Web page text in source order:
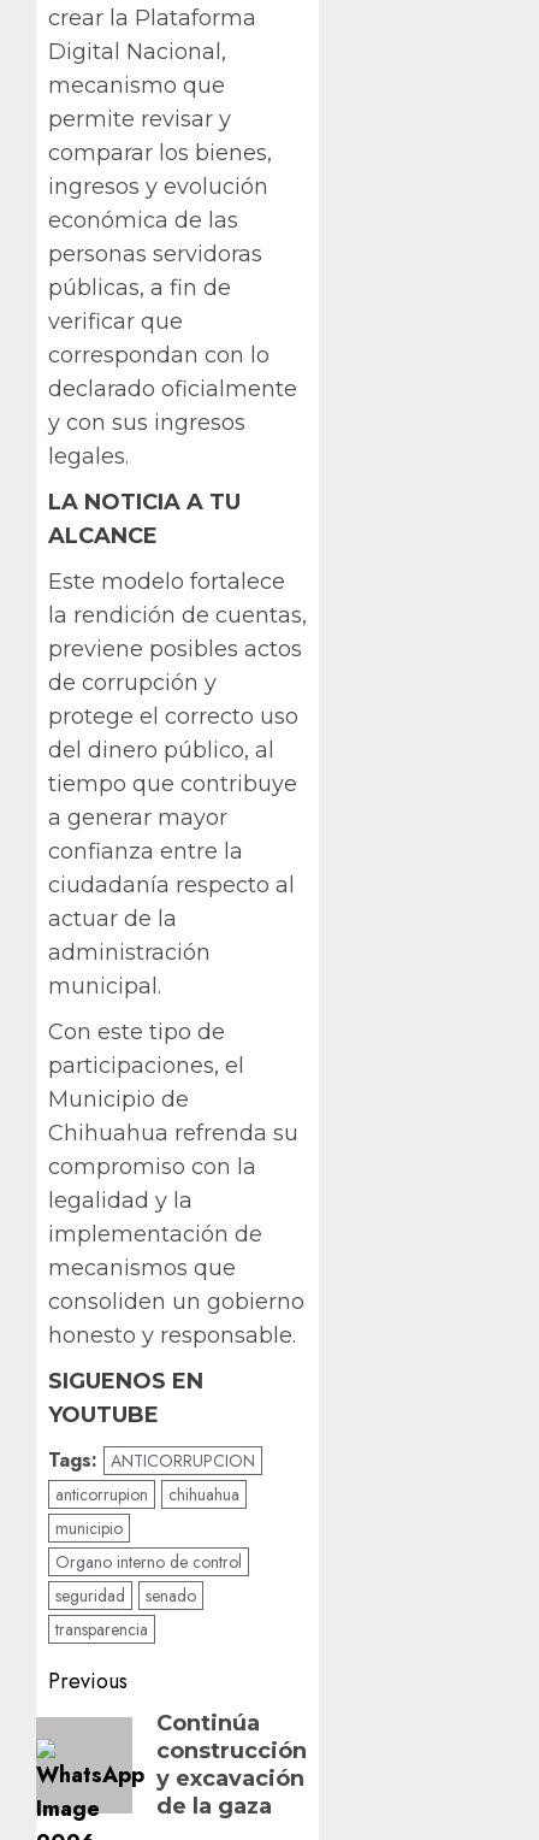
crear la Plataforma
Digital Nacional,
mecanismo que
permite revisar y
comparar los bienes,
ingresos y evolución
económica de las
personas servidoras
públicas, a fin de
verificar que
correspondan con lo
declarado oficialmente
y con sus ingresos
legales.
LA NOTICIA A TU
ALCANCE
Este modelo fortalece
la rendición de cuentas,
previene posibles actos
de corrupción y
protege el correcto uso
del dinero público, al
tiempo que contribuye
a generar mayor
confianza entre la
ciudadanía respecto al
actuar de la
administración
municipal.
Con este tipo de
participaciones, el
Municipio de
Chihuahua refrenda su
compromiso con la
legalidad y la
implementación de
mecanismos que
consoliden un gobierno
honesto y responsable.
SIGUENOS EN
YOUTUBE
Tags: ANTICORRUPCION
anticorrupion
chihuahua
municipio
Organo interno de control
seguridad
senado
transparencia
Post
navigation
Previous
Previous
post:
Continúa
construcción
y excavación
de la gaza